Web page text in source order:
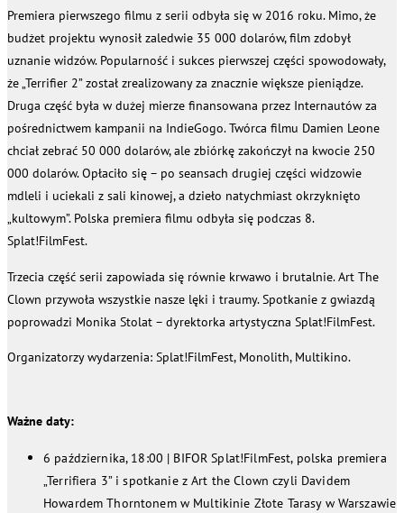
Premiera pierwszego filmu z serii odbyła się w 2016 roku. Mimo, że
budżet projektu wynosił zaledwie 35 000 dolarów, film zdobył
uznanie widzów. Popularność i sukces pierwszej części spowodowały,
że „Terrifier 2” został zrealizowany za znacznie większe pieniądze.
Druga część była w dużej mierze finansowana przez Internautów za
pośrednictwem kampanii na IndieGogo. Twórca filmu Damien Leone
chciał zebrać 50 000 dolarów, ale zbiórkę zakończył na kwocie 250
000 dolarów. Opłaciło się – po seansach drugiej części widzowie
mdleli i uciekali z sali kinowej, a dzieło natychmiast okrzyknięto
„kultowym”. Polska premiera filmu odbyła się podczas 8.
Splat!FilmFest.
Trzecia część serii zapowiada się równie krwawo i brutalnie. Art The
Clown przywoła wszystkie nasze lęki i traumy. Spotkanie z gwiazdą
poprowadzi Monika Stolat – dyrektorka artystyczna Splat!FilmFest.
Organizatorzy wydarzenia: Splat!FilmFest, Monolith, Multikino.
Ważne daty:
6 października, 18:00 | BIFOR Splat!FilmFest, polska premiera
„Terrifiera 3” i spotkanie z Art the Clown czyli Davidem
Howardem Thorntonem w Multikinie Złote Tarasy w Warszawie